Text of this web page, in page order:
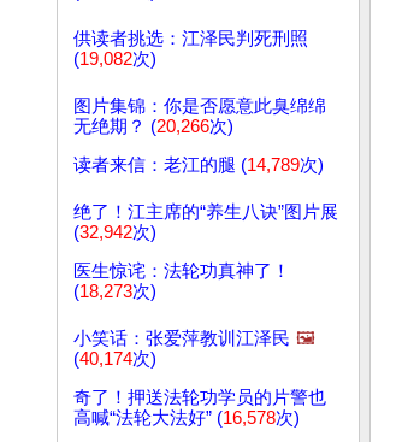
供读者挑选：江泽民判死刑照
(19,082次)
图片集锦：你是否愿意此臭绵绵
无绝期？ (20,266次)
读者来信：老江的腿 (14,789次)
绝了！江主席的“养生八诀”图片展
(32,942次)
医生惊诧：法轮功真神了！
(18,273次)
小笑话：张爱萍教训江泽民 🖼️
(40,174次)
奇了！押送法轮功学员的片警也
高喊“法轮大法好” (16,578次)